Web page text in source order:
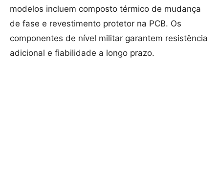
modelos incluem composto térmico de mudança
de fase e revestimento protetor na PCB. Os
componentes de nível militar garantem resistência
adicional e fiabilidade a longo prazo.